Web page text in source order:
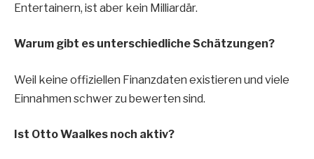
Entertainern, ist aber kein Milliardär.
Warum gibt es unterschiedliche Schätzungen?
Weil keine offiziellen Finanzdaten existieren und viele
Einnahmen schwer zu bewerten sind.
Ist Otto Waalkes noch aktiv?